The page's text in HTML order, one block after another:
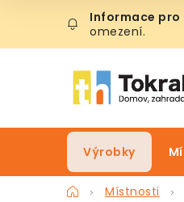
obsah
omezení.
Výrobky
DomůMístnosti